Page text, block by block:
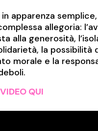
apparenza
allegoria:
alla generosità,
la possibilità
morale e la
QUI